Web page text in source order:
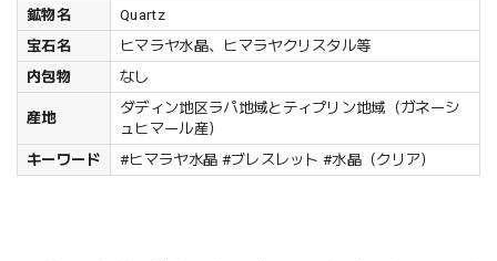
鉱物名
Quartz
宝石名
ヒマラヤ水晶、ヒマラヤクリスタル等
内包物
なし
産地
ダディン地区ラパ地域とティプリン地域（ガネーシ
ュヒマール産）
キーワード
#ヒマラヤ水晶 #ブレスレット #水晶（クリア）